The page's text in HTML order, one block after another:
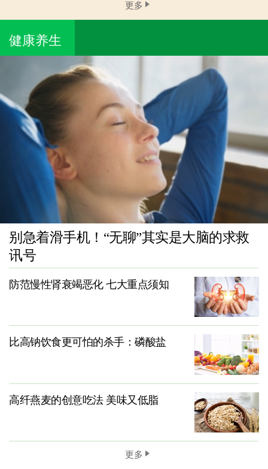
更多
健康养生
别急着滑手机！“无聊”其实是大脑的求救
讯号
防范慢性肾衰竭恶化 七大重点须知
比高钠饮食更可怕的杀手：磷酸盐
高纤燕麦的创意吃法 美味又低脂
更多